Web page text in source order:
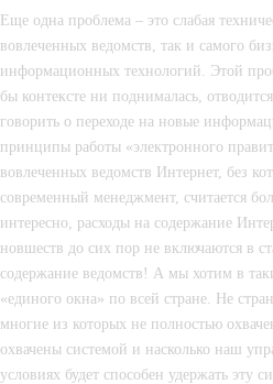
Еще одна проблема – это слабая
вовлеченных ведомств, так и самого
информационных технологий. Этой
бы контексте ни поднималась,
говорить о переходе на новые
принципы работы «электронного
вовлеченных ведомств Интернет, без
современный менеджмент, считается
интересно, расходы на содержание
новшеств до сих пор не включаются в
содержание ведомств! А мы хотим в
«единого окна» по всей стране. Не
многие из которых не полностью
охвачены системой и насколько наш
условиях будет способен удержать эту